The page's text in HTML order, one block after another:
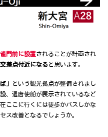
門前に設置されることが計画され
差点付近になる と思います。
」
という観光拠点が整備されまし
、遣唐使船が展示されているなど
ここに行くには徒歩かバスしかな
ス改善となるでしょうか。